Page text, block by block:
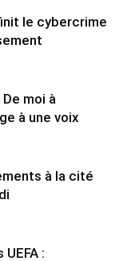
le cybercrime
De moi à
à une voix
à la cité
: